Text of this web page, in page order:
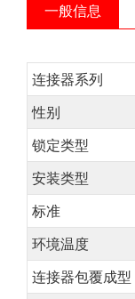
一般信息
连接器系列
性别
锁定类型
安装类型
标准
环境温度
连接器包覆成型